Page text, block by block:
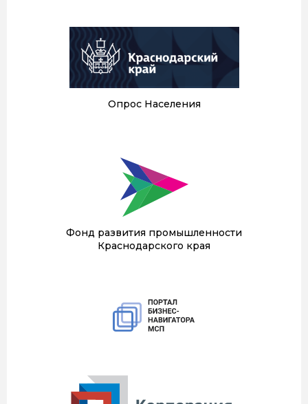
Опрос Населения
Фонд развития промышленности
Краснодарского края